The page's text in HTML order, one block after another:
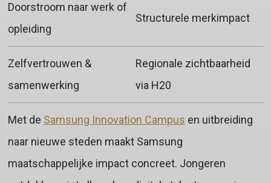
Doorstroom naar werk of
opleiding
Structurele merkimpact
Zelfvertrouwen &
samenwerking
Regionale zichtbaarheid
via H20
Met de Samsung Innovation Campus en uitbreiding
naar nieuwe steden maakt Samsung
maatschappelijke impact concreet. Jongeren